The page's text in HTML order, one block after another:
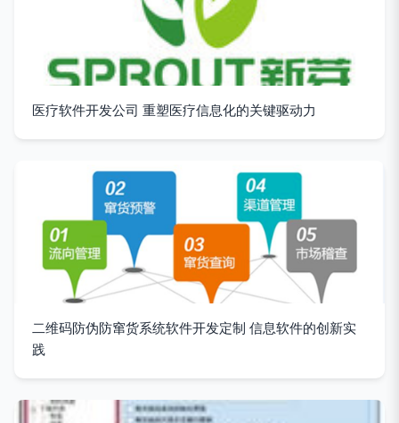
医疗软件开发公司 重塑医疗信息化的关键驱动力
二维码防伪防窜货系统软件开发定制 信息软件的创新实
践